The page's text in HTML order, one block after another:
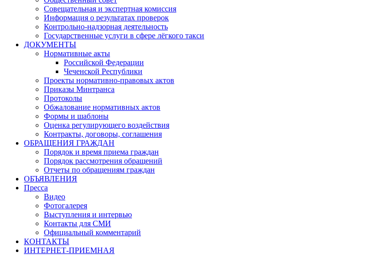
Совещательная и экспертная комиссия
Информация о результатах проверок
Контрольно-надзорная деятельность
Государственные услуги в сфере лёгкого такси
ДОКУМЕНТЫ
Нормативные акты
Российской Федерации
Чеченской Республики
Проекты нормативно-правовых актов
Приказы Минтранса
Протоколы
Обжалование нормативных актов
Формы и шаблоны
Оценка регулирующего воздействия
Контракты, договоры, соглашения
ОБРАЩЕНИЯ ГРАЖДАН
Порядок и время приема граждан
Порядок рассмотрения обращений
Отчеты по обращениям граждан
ОБЪЯВЛЕНИЯ
Пресса
Видео
Фотогалерея
Выступления и интервью
Контакты для СМИ
Официальный комментарий
КОНТАКТЫ
ИНТЕРНЕТ-ПРИЕМНАЯ